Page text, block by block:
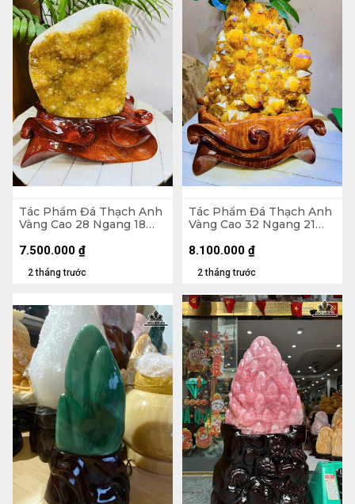
Tác Phẩm Đá Thạch Anh
Vàng Cao 28 Ngang 18
2 tháng trước
7.500.000 ₫
Tác Phẩm Đá Thạch Anh
Vàng Cao 32 Ngang 21
2 tháng trước
8.100.000 ₫